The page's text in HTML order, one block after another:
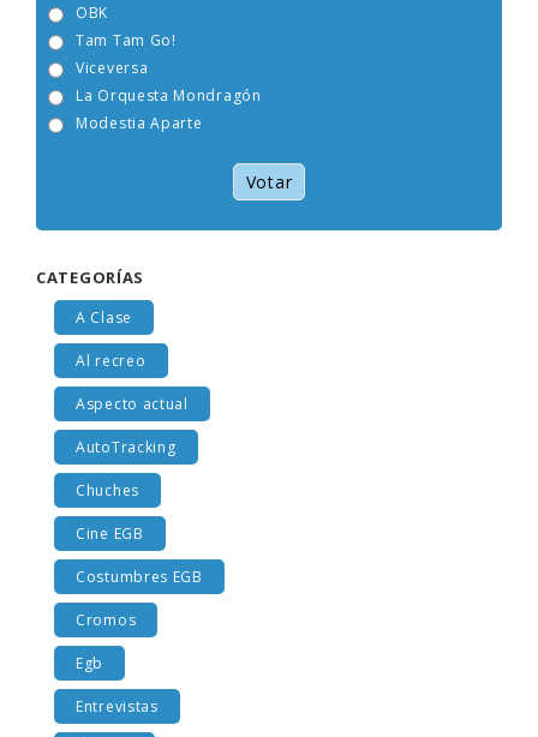
OBK
Tam Tam Go!
Viceversa
La Orquesta Mondragón
Modestia Aparte
Votar
CATEGORÍAS
A Clase
Al recreo
Aspecto actual
AutoTracking
Chuches
Cine EGB
Costumbres EGB
Cromos
Egb
Entrevistas